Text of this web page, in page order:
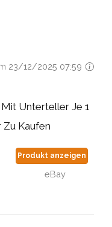
23/12/2025 07:59
Unterteller Je 1
Kaufen
Produkt anzeigen
eBay